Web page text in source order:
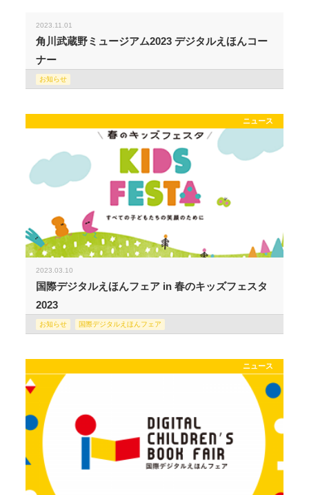
2023.11.01
角川武蔵野ミュージアム2023 デジタルえほんコー
ナー
お知らせ
ニュース
2023.03.10
国際デジタルえほんフェア in 春のキッズフェスタ
2023
お知らせ 国際デジタルえほんフェア
ニュース